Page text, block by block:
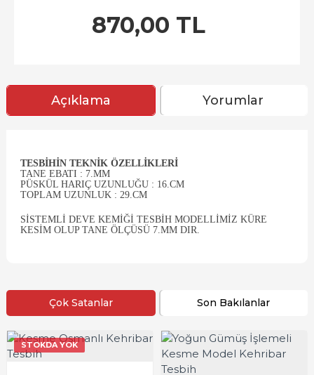
870,00 TL
Açıklama Yorumlar
TESBIHIN TEKNIK ÖZELLIKLERI
TANE EBATI : 7.MM
PÜSKÜL HARIÇ UZUNLUĞU : 16.CM
TOPLAM UZUNLUK : 29.CM
SISTEMLI DEVE KEMIĞI TESBIH MODELLIMIZ KÜRE
KESIM OLUP TANE ÖLÇÜSÜ 7.MM DIR.
Çok Satanlar Son Bakılanlar
STOKDA YOK